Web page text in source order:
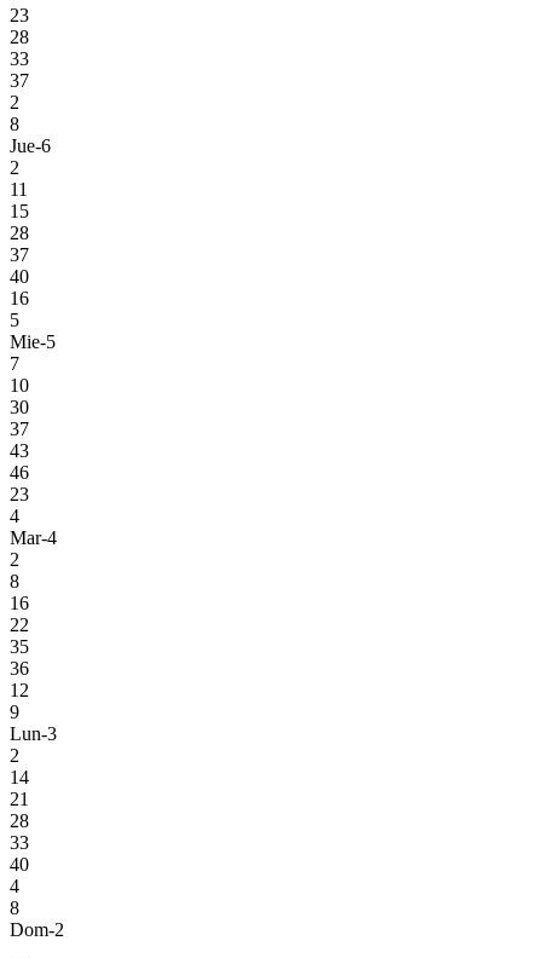
23
28
33
37
2
8
Jue-6
2
11
15
28
37
40
16
5
Mie-5
7
10
30
37
43
46
23
4
Mar-4
2
8
16
22
35
36
12
9
Lun-3
2
14
21
28
33
40
4
8
Dom-2